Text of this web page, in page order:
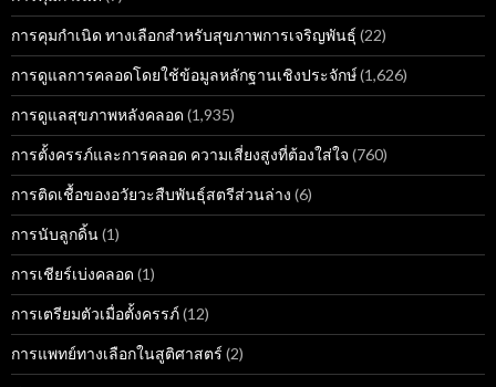
การคุมกำเนิด ทางเลือกสำหรับสุขภาพการเจริญพันธุ์ (22)
การดูแลการคลอดโดยใช้ข้อมูลหลักฐานเชิงประจักษ์(1,626)
การดูแลสุขภาพหลังคลอด (1,935)
การตั้งครรภ์และการคลอด ความเสี่ยงสูงที่ต้องใส่ใจ (760)
การติดเชื้อของอวัยวะสืบพันธุ์สตรีส่วนล่าง (6)
การนับลูกดิ้น(1)
การเชียร์เบ่งคลอด (1)
การเตรียมตัวเมื่อตั้งครรภ์(12)
การแพทย์ทางเลือกในสูติศาสตร์ (2)